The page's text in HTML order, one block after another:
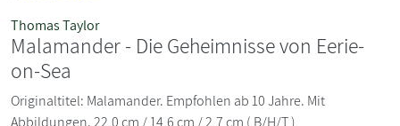
Thomas Taylor
Malamander - Die Geheimnisse von Eerie-
on-Sea
Originaltitel: Malamander. Empfohlen ab 10 Jahre. Mit
Abbildungen. 22,0 cm / 14,6 cm / 2,7 cm ( B/H/T )